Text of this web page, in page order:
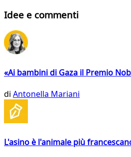
Idee e commenti
«Ai bambini di Gaza il Premio
di Antonella Mariani
L'asino è l'animale più